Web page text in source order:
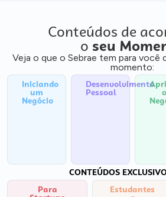
Conteúdos de
o seu
Veja o que o Sebrae tem para você
momento:
Iniciando
um
Negócio
Desenvolvimento
Pessoal o
CONTEÚDOS
Para
Estudantes